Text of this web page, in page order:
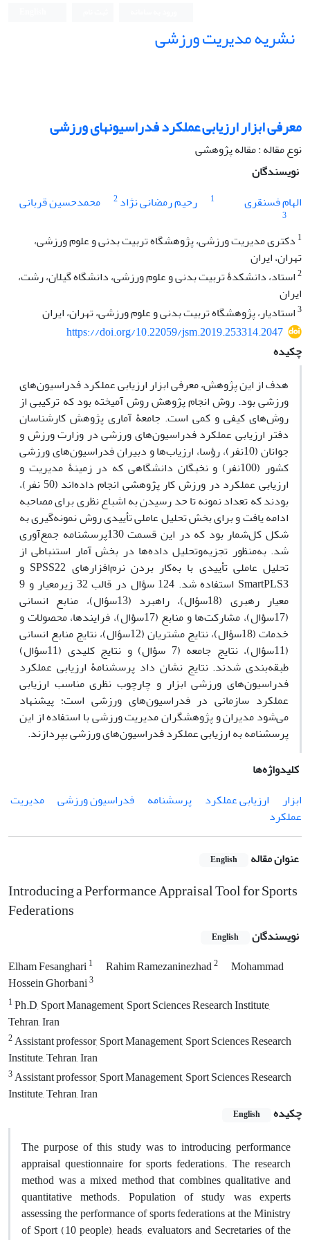
نشریه مدیریت ورزشی
معرفی ابزار ارزیابی عملکرد فدراسیونهای ورزشی
نوع مقاله : مقاله پژوهشی
نویسندگان
الهام فسنقری
1 رحیم رمضانی نژاد2 محمدحسین قربانی
3
1 دکتری مدیریت ورزشی، پژوهشگاه تربیت بدنی و علوم ورزشی،
تهران، ایران
2استاد، دانشکدۀ تربیت بدنی و علوم ورزشی، دانشگاه گیلان، رشت،
ایران
3استادیار، پژوهشگاه تربیت بدنی و علوم ورزشی، تهران، ایران
https://doi.org/10.22059/jsm.2019.253314.2047
چکیده
هدف از این پژوهش، معرفی ابزار ارزیابی عملکرد فدراسیون‌های
ورزشی بود. روش انجام پژوهش روش آمیخته بود که ترکیبی از
روش‌های کیفی و کمی است. جامعۀ آماری پژوهش کارشناسان
دفتر ارزیابی عملکرد فدراسیون‌های ورزشی در وزارت ورزش و
جوانان (10نفر)، رؤسا، ارزیاب‌ها و دبیران فدراسیون‌های ورزشی
کشور (100نفر) و نخبگان دانشگاهی که در زمینۀ مدیریت و
ارزیابی عملکرد در ورزش کار پژوهشی انجام داده‌اند (50 نفر)،
بودند که تعداد نمونه تا حد رسیدن به اشباع نظری برای مصاحبه
ادامه یافت و برای بخش تحلیل عاملی تأییدی روش نمونه‌گیری به
شکل کل‌شمار بود که در این قسمت 130پرسشنامه جمع‌آوری
شد. به‌منظور تجزیه‌وتحلیل داده‌ها در بخش آمار استنباطی از
تحلیل عاملی تأییدی با به‌کار بردن نرم‌افزارهای SPSS22 و
SmartPLS3 استفاده شد. 124 سؤال در قالب 32 زیرمعیار و 9
معیار رهبری (18سؤال)، راهبرد (13سؤال)، منابع انسانی
(17سؤال)، مشارکت‌ها و منابع (17سؤال)، فرایندها، محصولات و
خدمات (18سؤال)، نتایج مشتریان (12سؤال)، نتایج منابع انسانی
(11سؤال)، نتایج جامعه (7 سؤال) و نتایج کلیدی (11سؤال)
طبقه‌بندی شدند. نتایج نشان داد پرسشنامۀ ارزیابی عملکرد
فدراسیون‌های ورزشی ابزار و چارچوب نظری مناسب ارزیابی
عملکرد سازمانی در فدراسیون‌های ورزشی است؛ پیشنهاد
می‌شود مدیران و پژوهشگران مدیریت ورزشی با استفاده از این
پرسشنامه به ارزیابی عملکرد فدراسیون‌های ورزشی بپردازند.
کلیدواژه‌ها
ابزار
ارزیابی عملکرد پرسشنامه فدراسیون ورزشی
مدیریت
عملکرد
عنوان مقاله English
Introducing a Performance Appraisal Tool for Sports
Federations
نویسندگان English
Elham Fesanghari1 Rahim Ramezaninezhad2
Mohammad
Hossein Ghorbani3
1Ph.D, Sport Management, Sport Sciences Research Institute,
Tehran, Iran
2Assistant professor, Sport Management, Sport Sciences Research
Institute, Tehran, Iran
3Assistant professor, Sport Management, Sport Sciences Research
Institute, Tehran, Iran
چکیده
English
The purpose of this study was to introducing performance
appraisal questionnaire for sports federations. The research
method was a mixed method that combines qualitative and
quantitative methods. Population of study was experts
assessing the performance of sports federations at the Ministry
of Sport (10 people), heads, evaluators and Secretaries of the